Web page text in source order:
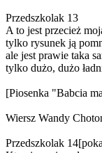
Przedszkolak 13
A to jest przecież
tylko rysunek ją
ale jest prawie taka
tylko dużo, dużo
[Piosenka "Babcia
Wiersz Wandy
Przedszkolak